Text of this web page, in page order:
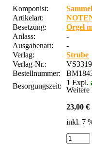
Komponist:
Artikelart:
Besetzung:
Orgel
Anlass:
-
Ausgabenart:
-
Verlag:
Strube
Verlag-Nr.:
Bestellnummer:
Besorgungszeit:
1 Expl.
Weitere
23,00 €
inkl. 7